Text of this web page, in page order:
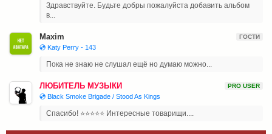
Здравствуйте. Будьте добры пожалуйста добавить альбом
в...
Maxim ГОСТИ
💿 Katy Perry - 143
Пока не знаю не слушал ещё но думаю можно...
ЛЮБИТЕЛЬ МУЗЫКИ PRO USER
💿 Black Smoke Brigade / Stood As Kings
Спасибо! ⭐⭐⭐⭐⭐ Интересные товарищи....